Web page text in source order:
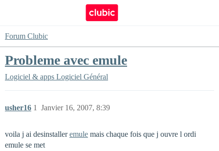
Forum Clubic
Probleme avec emule
Logiciel & apps Logiciel Général
usher16 Janvier 16, 2007, 8:39
1
voila j ai desinstalleremule mais chaque fois que j ouvre l ordi
emule se met